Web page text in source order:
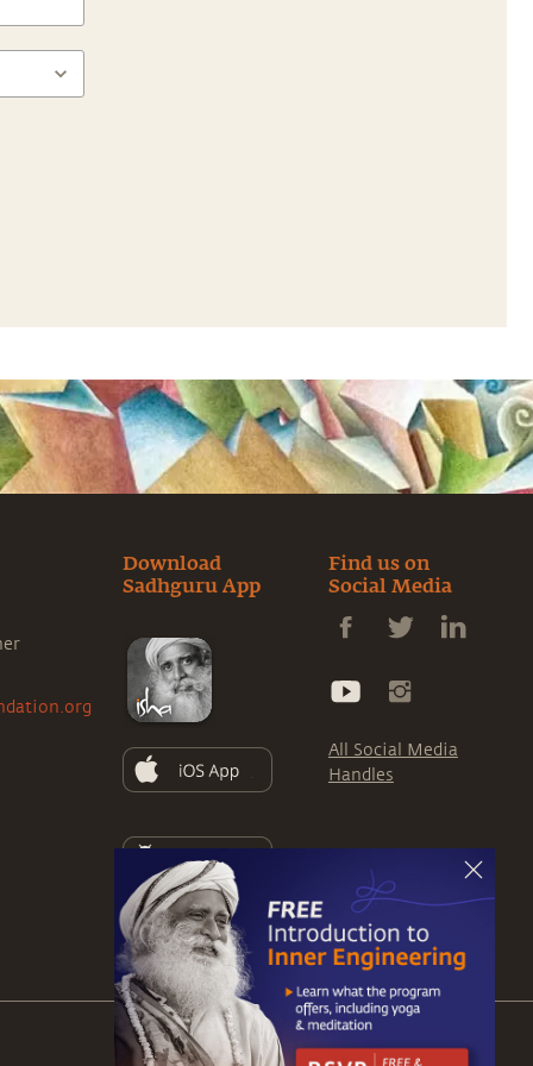
Download
Sadhguru App
Find us on
Social Media
All Social Media
Handles